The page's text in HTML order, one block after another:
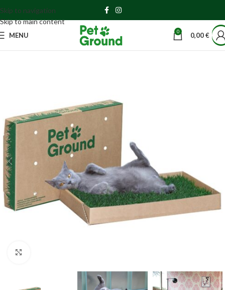
Skip to navigation
Skip to main content
MENU 0 0,00€